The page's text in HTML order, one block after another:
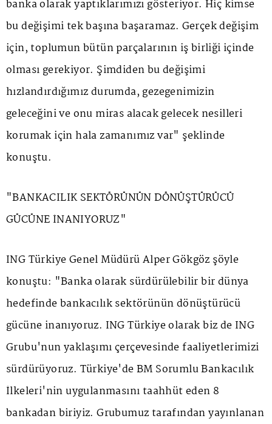
banka olarak yaptıklarımızı gösteriyor. Hiç kimse
bu değişimi tek başına başaramaz. Gerçek değişim
için, toplumun bütün parçalarının iş birliği içinde
olması gerekiyor. Şimdiden bu değişimi
hızlandırdığımız durumda, gezegenimizin
geleceğini ve onu miras alacak gelecek nesilleri
korumak için hala zamanımız var" şeklinde
konuştu.
"BANKACILIK SEKTÖRÜNÜN DÖNÜŞTÜRÜCÜ
GÜCÜNE İNANIYORUZ"
ING Türkiye Genel Müdürü Alper Gökgöz şöyle
konuştu: "Banka olarak sürdürülebilir bir dünya
hedefinde bankacılık sektörünün dönüştürücü
gücüne inanıyoruz. ING Türkiye olarak biz de ING
Grubu'nun yaklaşımı çerçevesinde faaliyetlerimizi
sürdürüyoruz. Türkiye'de BM Sorumlu Bankacılık
İlkeleri'nin uygulanmasını taahhüt eden 8
bankadan biriyiz. Grubumuz tarafından yayınlanan